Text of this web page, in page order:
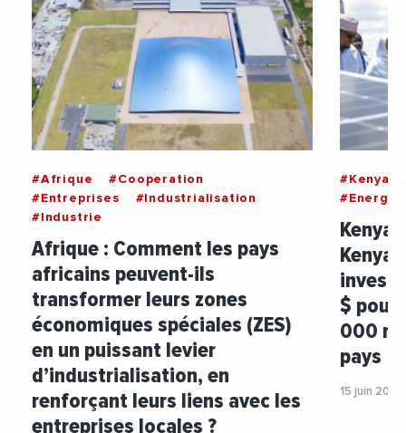
#Afrique
#Cooperation
#Entreprises
#Industrialisation
#Industrie
Afrique : Comment les pays
africains peuvent-ils
transformer leurs zones
économiques spéciales (ZES)
en un puissant levier
d’industrialisation, en
renforçant leurs liens avec les
entreprises locales ?
#Kenya
#Energie
Kenya
Kenya
$ pour
000
pays
15 juin 2026